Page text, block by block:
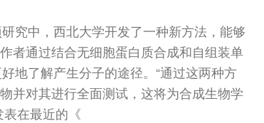
究中，西北大学开发了一种新方法，能够
者通过结合无细胞蛋白质合成和自组装单
地了解产生分子的途径。“通过这两种方
并对其进行全面测试，这将为合成生物学
在最近的《